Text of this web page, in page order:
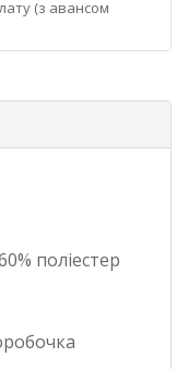
(з авансом
поліестер